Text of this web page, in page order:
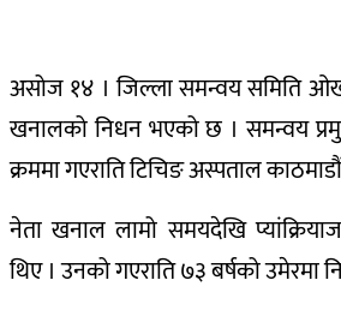
असोज १४ । जिल्ला समन्वय समिति
खनालको निधन भएको छ । समन्वय
क्रममा गएराति टिचिङ अस्पताल
नेता खनाल लामो समयदेखि
थिए । उनको गएराति ७३ बर्षको उमेरमा